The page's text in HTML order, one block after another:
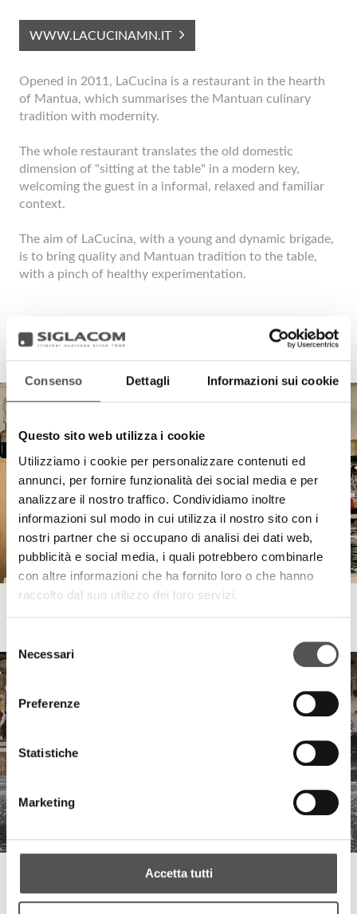
Consenso Dettagli Informazioni sui cookie
Questo sito web utilizza i cookie
Utilizziamo i cookie per personalizzare contenuti ed
annunci, per fornire funzionalità dei social media e per
analizzare il nostro traffico. Condividiamo inoltre
informazioni sul modo in cui utilizza il nostro sito con i
nostri partner che si occupano di analisi dei dati web,
pubblicità e social media, i quali potrebbero combinarle
con altre informazioni che ha fornito loro o che hanno
raccolto dal suo utilizzo dei loro servizi.
del
consenso
Necessari
Preferenze
Statistiche
Marketing
Accetta tutti
WWW.LACUCINAMN.IT
Opened in 2011, LaCucina is a restaurant in the hearth
of Mantua, which summarises the Mantuan culinary
tradition with modernity.
The whole restaurant translates the old domestic
dimension of "sitting at the table" in a modern key,
welcoming the guest in a informal, relaxed and familiar
context.
The aim of LaCucina, with a young and dynamic brigade,
is to bring quality and Mantuan tradition to the table,
with a pinch of healthy experimentation.
Guido Independent
Una Passione d'Epoca 2022